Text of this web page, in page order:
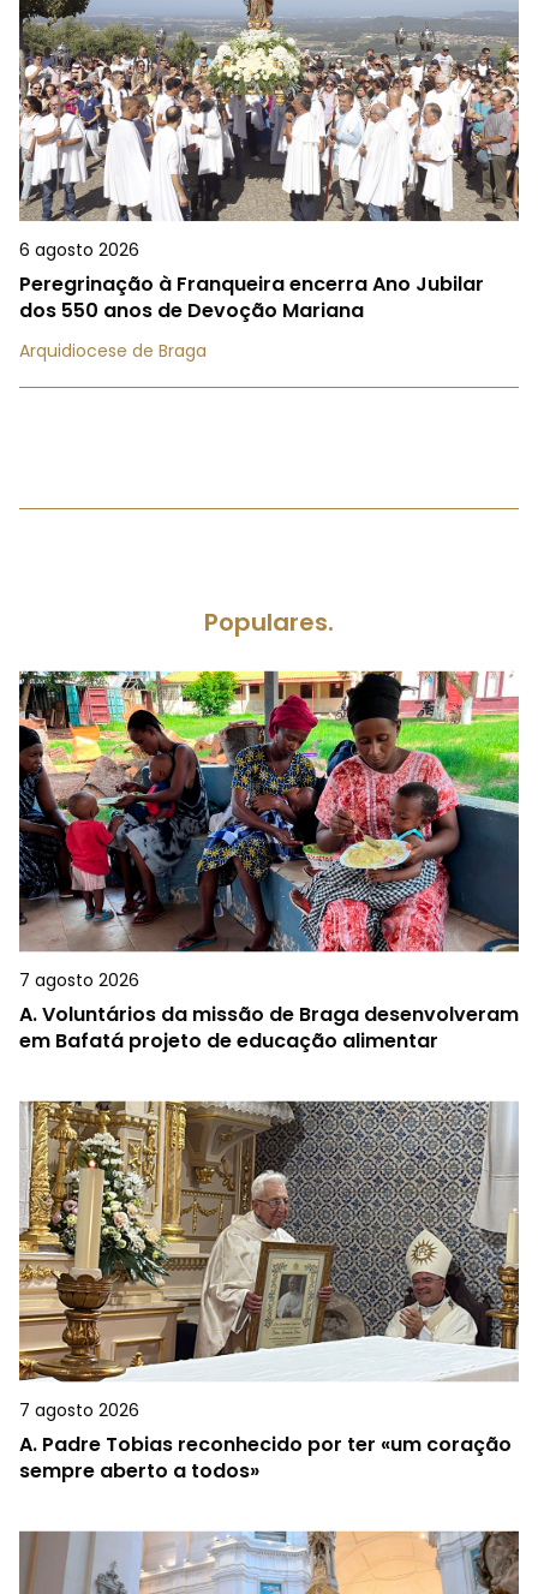
6 agosto 2026
Peregrinação à Franqueira encerra Ano Jubilar
dos 550 anos de Devoção Mariana
Arquidiocese de Braga
Populares.
7 agosto 2026
A.Voluntários da missão de Braga desenvolveram
em Bafatá projeto de educação alimentar
7 agosto 2026
A. Padre Tobias reconhecido por ter «um coração
sempre aberto a todos»